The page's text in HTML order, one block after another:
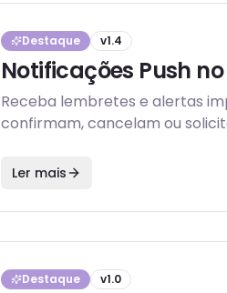
Destaque v1.4
Notificações Push
Receba lembretes e alertas
confirmam, cancelam ou
Ler mais
Destaque v1.0